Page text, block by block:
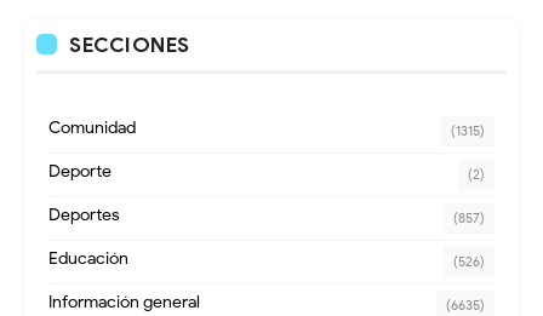
SECCIONES
Comunidad (1315)
Deporte (2)
Deportes (857)
Educación (526)
Información general (6635)